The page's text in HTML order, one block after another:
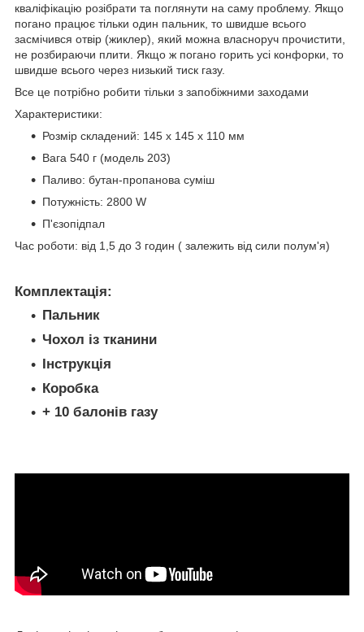
кваліфікацію розібрати та поглянути на саму проблему. Якщо
погано працює тільки один пальник, то швидше всього
засмічився отвір (жиклер), який можна власноруч прочистити,
не розбираючи плити. Якщо ж погано горить усі конфорки, то
швидше всього через низький тиск газу.
Все це потрібно робити тільки з запобіжними заходами
Характеристики:
Розмір складений: 145 х 145 х 110 мм
Вага 540 г (модель 203)
Паливо: бутан-пропанова суміш
Потужність: 2800 W
П'єзопідпал
Час роботи: від 1,5 до 3 годин ( залежить від сили полум'я)
Комплектація:
Пальник
Чохол із тканини
Інструкція
Коробка
+ 10 балонів газу